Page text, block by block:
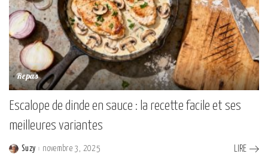
Repas
Escalope de dinde en sauce : la recette facile et ses
meilleures variantes
Posted
Suzy novembre 3, 2025 LIRE